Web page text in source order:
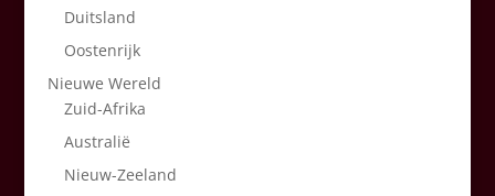
Duitsland
Oostenrijk
Nieuwe Wereld
Zuid-Afrika
Australië
Nieuw-Zeeland